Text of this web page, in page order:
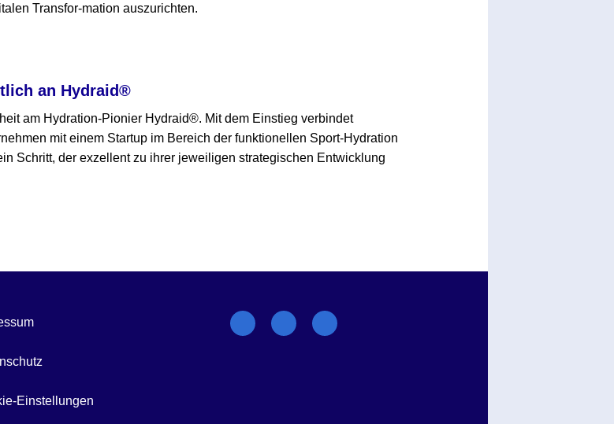
Transfor-mation auszurichten.
an Hydraid®
am Hydration-Pionier Hydraid®. Mit dem Einstieg verbindet
mit einem Startup im Bereich der funktionellen Sport-Hydration
Schritt, der exzellent zu ihrer jeweiligen strategischen Entwicklung
Einstellungen